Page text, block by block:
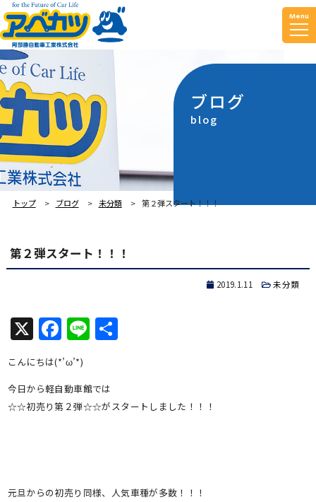
Menu
ブログ
blog
トップ ブログ 未分類 第２弾スタート！！！
第２弾スタート！！！
2019.1.11 未分類
X Facebook
Line共
こんにちは(*’ω’*)
今日から軽自動車館では
☆☆初売り第２弾☆☆がスタートしました！！！
元旦からの初売り同様、人気車種が多数！！！